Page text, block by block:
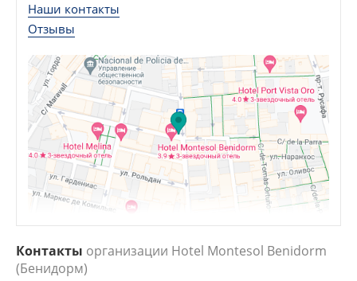
РЕЦЕПТЫ
СТАТЬИ
УСЛУГИ
Наши контакты
Отзывы
Контакты организации Hotel Montesol Benidorm
(Бенидорм)